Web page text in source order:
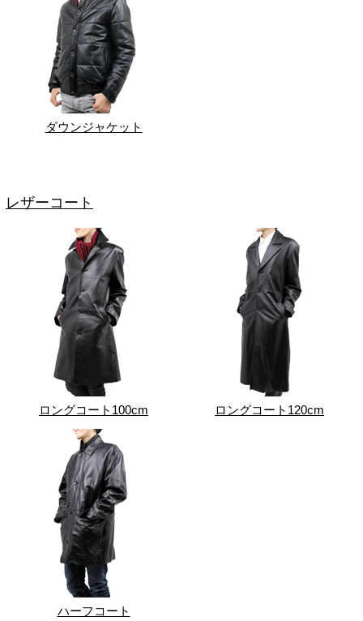
ダウンジャケット
レザーコート
ロングコート100cm ロングコート120cm
ハーフコート